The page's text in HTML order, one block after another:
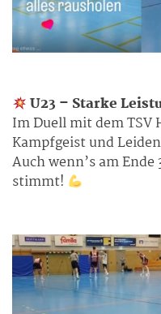
U23 – Starke
Im Duell mit dem TSV
Kampfgeist und
Auch wenn’s am
stimmt!